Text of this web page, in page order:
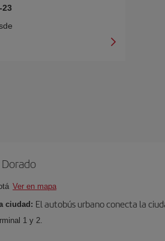
23
Ver en mapa
ciudad: El autobús urbano conecta la
1 y 2.